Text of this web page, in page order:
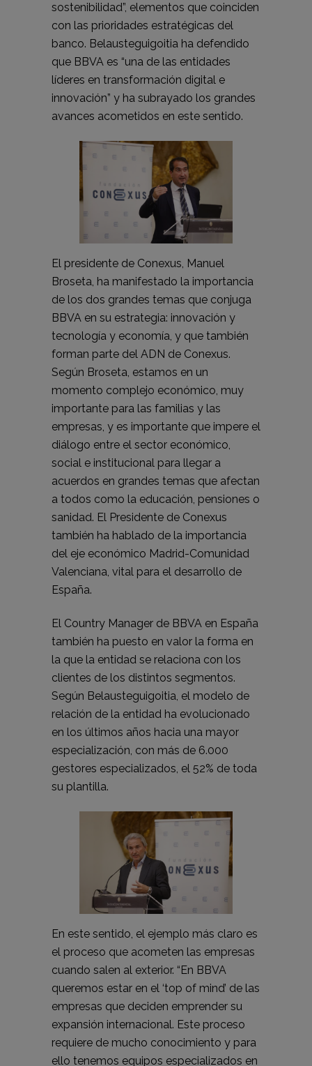
sostenibilidad”, elementos que coinciden
con las prioridades estratégicas del
banco. Belausteguigoitia ha defendido
que BBVA es “una de las entidades
líderes en transformación digital e
innovación” y ha subrayado los grandes
avances acometidos en este sentido.
El presidente de Conexus, Manuel
Broseta, ha manifestado la importancia
de los dos grandes temas que conjuga
BBVA en su estrategia: innovación y
tecnología y economía, y que también
forman parte del ADN de Conexus.
Según Broseta, estamos en un
momento complejo económico, muy
importante para las familias y las
empresas, y es importante que impere el
diálogo entre el sector económico,
social e institucional para llegar a
acuerdos en grandes temas que afectan
a todos como la educación, pensiones o
sanidad. El Presidente de Conexus
también ha hablado de la importancia
del eje económico Madrid-Comunidad
Valenciana, vital para el desarrollo de
España.
El Country Manager de BBVA en España
también ha puesto en valor la forma en
la que la entidad se relaciona con los
clientes de los distintos segmentos.
Según Belausteguigoitia, el modelo de
relación de la entidad ha evolucionado
en los últimos años hacia una mayor
especialización, con más de 6.000
gestores especializados, el 52% de toda
su plantilla.
En este sentido, el ejemplo más claro es
el proceso que acometen las empresas
cuando salen al exterior. “En BBVA
queremos estar en el ‘top of mind’ de las
empresas que deciden emprender su
expansión internacional. Este proceso
requiere de mucho conocimiento y para
ello tenemos equipos especializados en